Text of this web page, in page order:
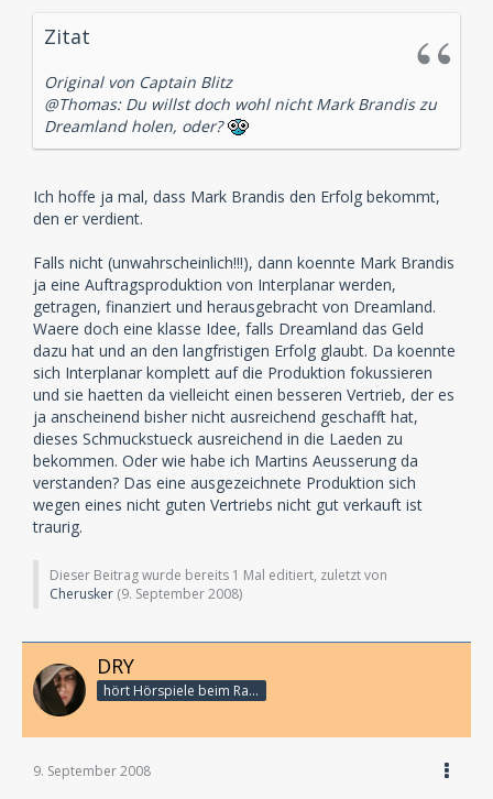
Zitat
Original von Captain Blitz
@Thomas: Du willst doch wohl nicht Mark Brandis zu
Dreamland holen, oder?
Ich hoffe ja mal, dass Mark Brandis den Erfolg bekommt,
den er verdient.
Falls nicht (unwahrscheinlich!!!), dann koennte Mark Brandis
ja eine Auftragsproduktion von Interplanar werden,
getragen, finanziert und herausgebracht von Dreamland.
Waere doch eine klasse Idee, falls Dreamland das Geld
dazu hat und an den langfristigen Erfolg glaubt. Da koennte
sich Interplanar komplett auf die Produktion fokussieren
und sie haetten da vielleicht einen besseren Vertrieb, der es
ja anscheinend bisher nicht ausreichend geschafft hat,
dieses Schmuckstueck ausreichend in die Laeden zu
bekommen. Oder wie habe ich Martins Aeusserung da
verstanden? Das eine ausgezeichnete Produktion sich
wegen eines nicht guten Vertriebs nicht gut verkauft ist
traurig.
Dieser Beitrag wurde bereits 1 Mal editiert, zuletzt von
Cherusker (9. September 2008)
DRY
hört Hörspiele beim Rasenmähen
9. September 2008